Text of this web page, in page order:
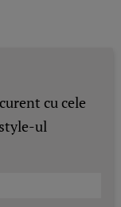
cu cele
ul